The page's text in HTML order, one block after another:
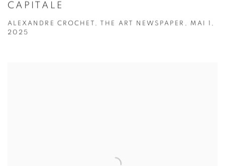
CAPITALE
ALEXANDRE CROCHET, THE ART NEWSPAPER, MAI 1,
2025